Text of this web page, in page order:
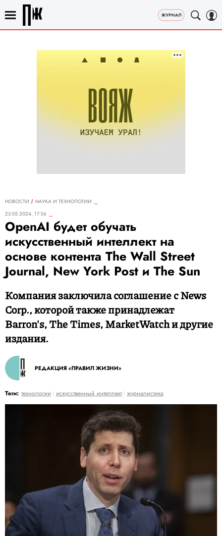
НОВОСТИ
НАУКА И ТЕХНОЛОГИИ
23.05.2024, 17:56
OpenAI будет обучать
искусственный интеллект на
основе контента The Wall Street
Journal, New York Post и The Sun
Компания заключила соглашение с News
Corp., которой также принадлежат
Barron's, The Times, MarketWatch и другие
издания.
РЕДАКЦИЯ «ПРАВИЛ ЖИЗНИ»
Теги: технологии искусственный интеллект журналистика